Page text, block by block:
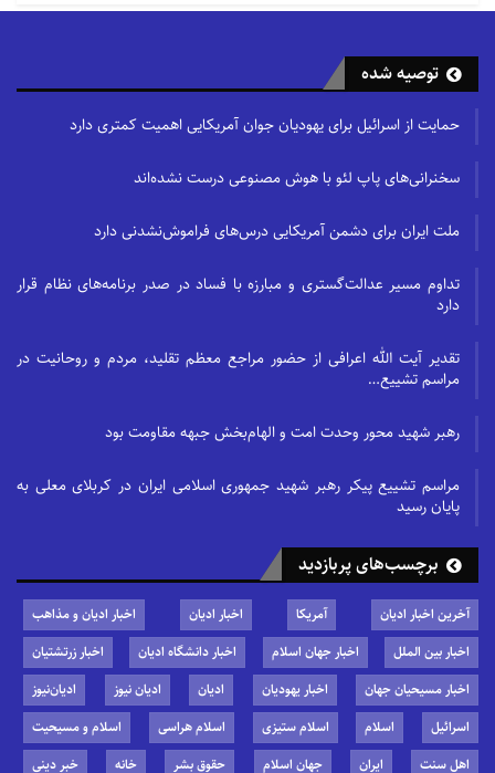
توصیه شده
حمایت از اسرائیل برای یهودیان جوان آمریکایی اهمیت کمتری دارد
سخنرانی‌های پاپ لئو با هوش مصنوعی درست نشده‌اند
ملت ایران برای دشمن آمریکایی درس‌های فراموش‌نشدنی دارد
تداوم مسیر عدالت‌گستری و مبارزه با فساد در صدر برنامه‌های نظام قرار
دارد
تقدیر آیت الله اعرافی از حضور مراجع معظم تقلید، مردم و روحانیت در
مراسم تشییع…
رهبر شهید محور وحدت امت و الهام‌بخش جبهه مقاومت بود
مراسم تشییع پیکر رهبر شهید جمهوری اسلامی ایران در کربلای معلی به
پایان رسید
برچسب‌های پربازدید
آخرین اخبار ادیان آمریکا اخبار ادیان
اخبار ادیان و مذاهب
اخبار بین الملل
اخبار جهان اسلام اخبار دانشگاه ادیان
اخبار زرتشتیان
اخبار مسیحیان جهان
اخبار یهودیان ادیان ادیان نیوز
ادیان‌نیوز
اسرائیل
اسلام اسلام ستیزی اسلام هراسی
اسلام و مسیحیت
اهل سنت
ایران جهان اسلام حقوق بشر خانه خبر دینی